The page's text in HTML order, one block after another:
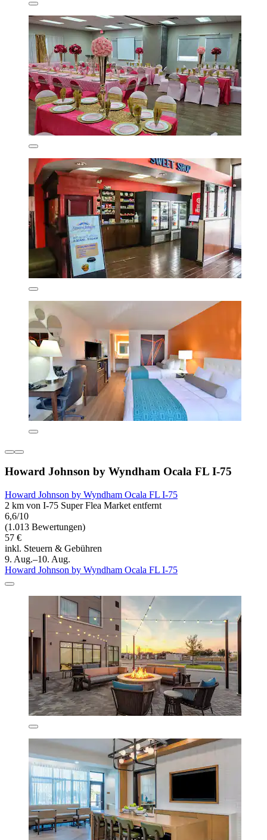
Howard Johnson by Wyndham Ocala FL I-75
Howard Johnson by Wyndham Ocala FL I-75
2 km von I-75 Super Flea Market entfernt
6,6/10
(1.013 Bewertungen)
57 €
inkl. Steuern & Gebühren
9. Aug.–10. Aug.
Howard Johnson by Wyndham Ocala FL I-75